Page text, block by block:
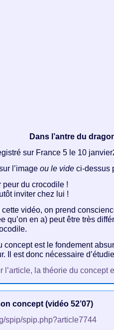
Dans l’antre du
sur France 5 le 10
l’image ou le videci-dessus
peur du crocodile !
inviter chez lui !
vidéo, on prend
qu’on en a) peut être très
concept est le fondement
Il est donc nécessaire
l’article, la théorie du concept
concept (vidéo 52’07)
spip/spip.php?article7744